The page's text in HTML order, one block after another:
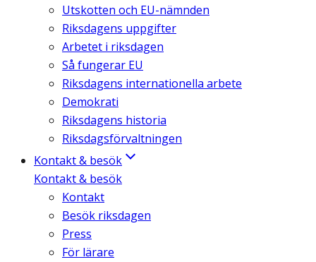
Utskotten och EU-nämnden
Riksdagens uppgifter
Arbetet i riksdagen
Så fungerar EU
Riksdagens internationella arbete
Demokrati
Riksdagens historia
Riksdagsförvaltningen
Kontakt & besök
Kontakt & besök
Kontakt
Besök riksdagen
Press
För lärare